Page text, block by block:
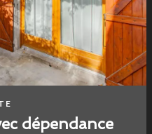
dépendance